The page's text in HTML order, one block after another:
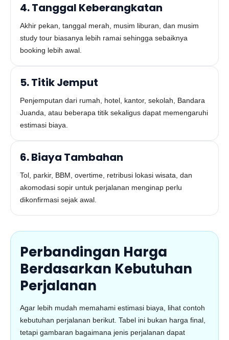
4. Tanggal Keberangkatan
Akhir pekan, tanggal merah, musim liburan, dan musim
study tour biasanya lebih ramai sehingga sebaiknya
booking lebih awal.
5. Titik Jemput
Penjemputan dari rumah, hotel, kantor, sekolah, Bandara
Juanda, atau beberapa titik sekaligus dapat memengaruhi
estimasi biaya.
6. Biaya Tambahan
Tol, parkir, BBM, overtime, retribusi lokasi wisata, dan
akomodasi sopir untuk perjalanan menginap perlu
dikonfirmasi sejak awal.
Perbandingan Harga
Berdasarkan Kebutuhan
Perjalanan
Agar lebih mudah memahami estimasi biaya, lihat contoh
kebutuhan perjalanan berikut. Tabel ini bukan harga final,
tetapi gambaran bagaimana jenis perjalanan dapat